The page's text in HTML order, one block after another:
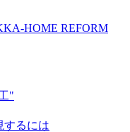
HOME REFORM
"
するには